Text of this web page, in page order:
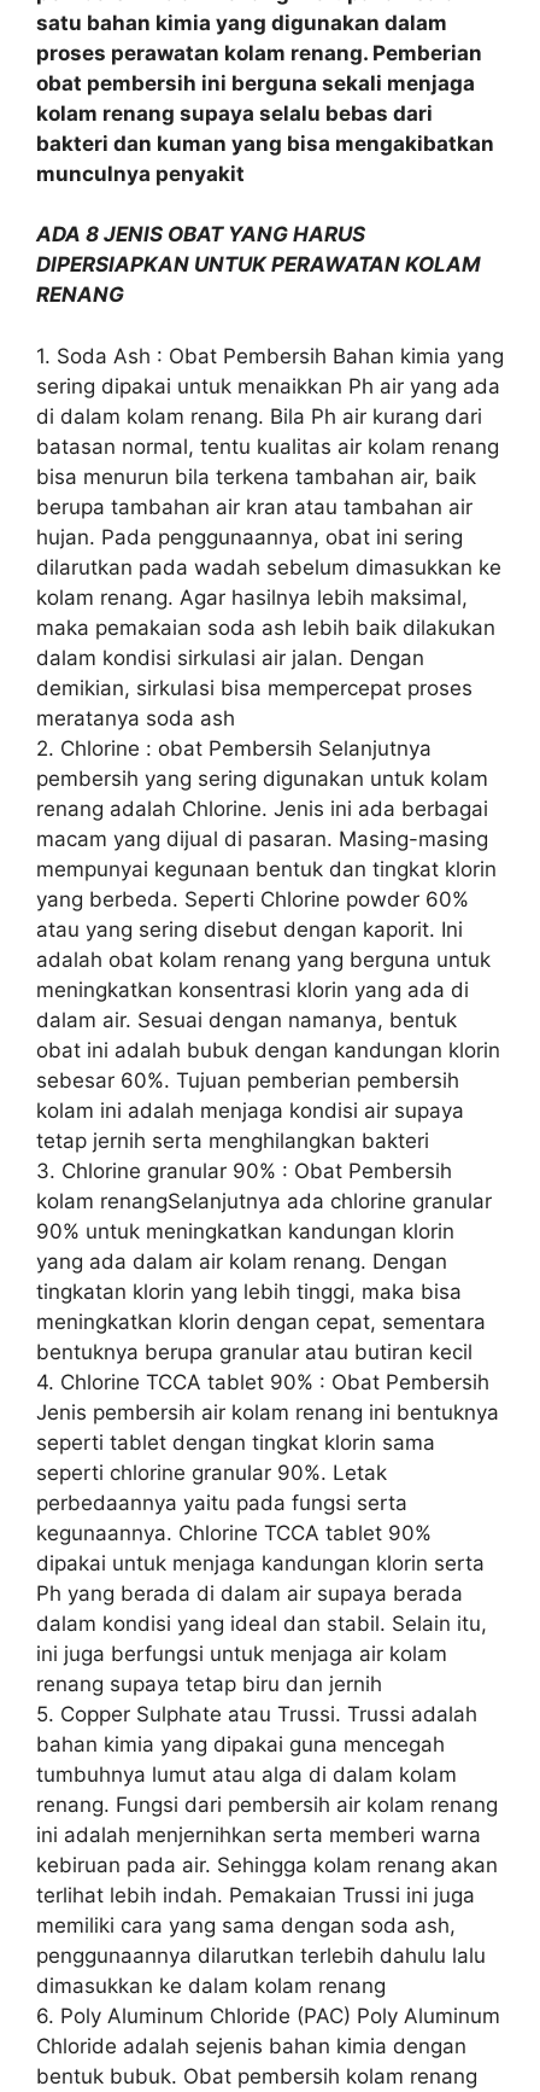
satu bahan kimia yang digunakan dalam
proses perawatan kolam renang. Pemberian
obat pembersih ini berguna sekali menjaga
kolam renang supaya selalu bebas dari
bakteri dan kuman yang bisa mengakibatkan
munculnya penyakit
ADA 8 JENIS OBAT YANG HARUS
DIPERSIAPKAN UNTUK PERAWATAN KOLAM
RENANG
1. Soda Ash : Obat Pembersih Bahan kimia yang
sering dipakai untuk menaikkan Ph air yang ada
di dalam kolam renang. Bila Ph air kurang dari
batasan normal, tentu kualitas air kolam renang
bisa menurun bila terkena tambahan air, baik
berupa tambahan air kran atau tambahan air
hujan. Pada penggunaannya, obat ini sering
dilarutkan pada wadah sebelum dimasukkan ke
kolam renang. Agar hasilnya lebih maksimal,
maka pemakaian soda ash lebih baik dilakukan
dalam kondisi sirkulasi air jalan. Dengan
demikian, sirkulasi bisa mempercepat proses
meratanya soda ash
2. Chlorine : obat Pembersih Selanjutnya
pembersih yang sering digunakan untuk kolam
renang adalah Chlorine. Jenis ini ada berbagai
macam yang dijual di pasaran. Masing-masing
mempunyai kegunaan bentuk dan tingkat klorin
yang berbeda. Seperti Chlorine powder 60%
atau yang sering disebut dengan kaporit. Ini
adalah obat kolam renang yang berguna untuk
meningkatkan konsentrasi klorin yang ada di
dalam air. Sesuai dengan namanya, bentuk
obat ini adalah bubuk dengan kandungan klorin
sebesar 60%. Tujuan pemberian pembersih
kolam ini adalah menjaga kondisi air supaya
tetap jernih serta menghilangkan bakteri
3. Chlorine granular 90% : Obat Pembersih
kolam renangSelanjutnya ada chlorine granular
90% untuk meningkatkan kandungan klorin
yang ada dalam air kolam renang. Dengan
tingkatan klorin yang lebih tinggi, maka bisa
meningkatkan klorin dengan cepat, sementara
bentuknya berupa granular atau butiran kecil
4. Chlorine TCCA tablet 90% : Obat Pembersih
Jenis pembersih air kolam renang ini bentuknya
seperti tablet dengan tingkat klorin sama
seperti chlorine granular 90%. Letak
perbedaannya yaitu pada fungsi serta
kegunaannya. Chlorine TCCA tablet 90%
dipakai untuk menjaga kandungan klorin serta
Ph yang berada di dalam air supaya berada
dalam kondisi yang ideal dan stabil. Selain itu,
ini juga berfungsi untuk menjaga air kolam
renang supaya tetap biru dan jernih
5. Copper Sulphate atau Trussi. Trussi adalah
bahan kimia yang dipakai guna mencegah
tumbuhnya lumut atau alga di dalam kolam
renang. Fungsi dari pembersih air kolam renang
ini adalah menjernihkan serta memberi warna
kebiruan pada air. Sehingga kolam renang akan
terlihat lebih indah. Pemakaian Trussi ini juga
memiliki cara yang sama dengan soda ash,
penggunaannya dilarutkan terlebih dahulu lalu
dimasukkan ke dalam kolam renang
6. Poly Aluminum Chloride (PAC) Poly Aluminum
Chloride adalah sejenis bahan kimia dengan
bentuk bubuk. Obat pembersih kolam renang